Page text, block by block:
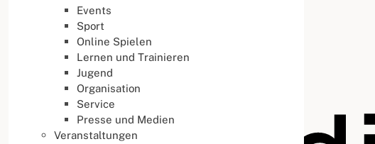
Buchstabenabstand
Events
Sport
Online Spielen
Lernen und Trainieren
Jugend
Organisation
Service
Presse und Medien
Veranstaltungen